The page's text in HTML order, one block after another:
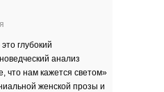
Омский писатель на
глубокий
анализ
что нам кажется светом»
женской прозы и